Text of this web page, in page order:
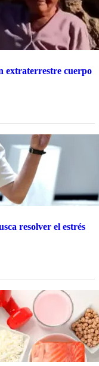
extraterrestre cuerpo
resolver el estrés